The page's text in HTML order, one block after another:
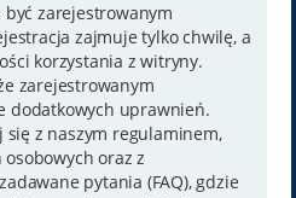
być zarejestrowanym
zajmuje tylko chwilę, a
korzystania z witryny.
zarejestrowanym
dodatkowych uprawnień.
się z naszym regulaminem,
oraz z
pytania (FAQ), gdzie